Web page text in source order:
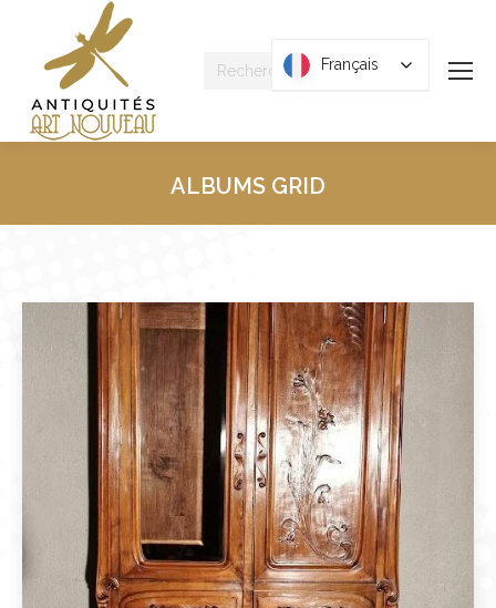
Recherche
ALBUMS GRID
Français
Français